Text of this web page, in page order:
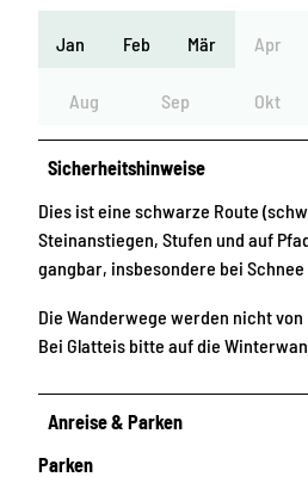
Jan Feb Mär Apr
Aug Sep Okt
Sicherheitshinweise
Dies ist eine schwarze Route
Steinanstiegen, Stufen und auf
gangbar, insbesondere bei
Die Wanderwege werden nicht von
Bei Glatteis bitte auf die
Anreise & Parken
Parken